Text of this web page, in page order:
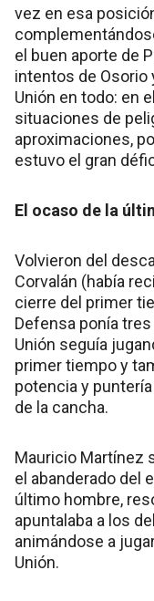
vez en esa
el buen aporte de
intentos de Osorio
Unión en todo: en
situaciones de
aproximaciones,
estuvo el gran
El ocaso de la
Volvieron del
Corvalán (había
cierre del primer
Defensa ponía
Unión seguía
primer tiempo y
potencia y
de la cancha.
Mauricio Martínez
el abanderado del
último hombre,
apuntalaba a los
animándose a
Unión.